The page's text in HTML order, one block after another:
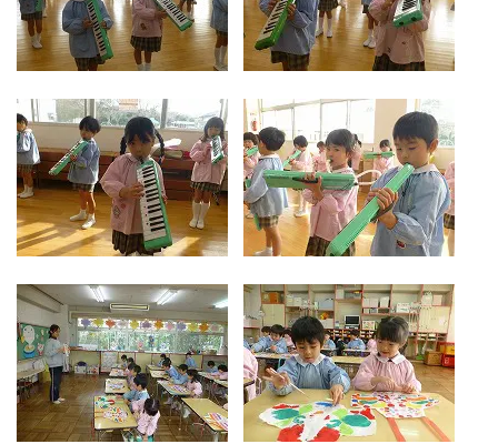
フォトギャラリー よくあるご質問
プライバシーポリシー
お気軽にご相談ください
メールでお問合せ
24時間年中いつでもお気軽に
072-793-5381
月~金 10:00-18:00